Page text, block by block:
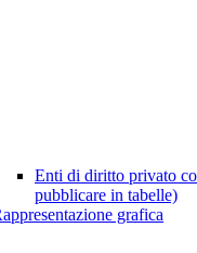
Enti di diritto privato
pubblicare in tabelle)
grafica